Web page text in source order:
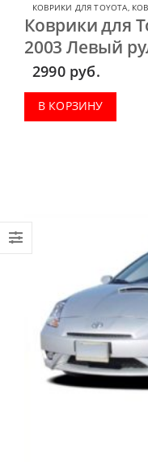
КОВРИКИ ДЛЯ TOYOTA
Коврики для
2003 Левый
2990 руб.
В КОРЗИНУ